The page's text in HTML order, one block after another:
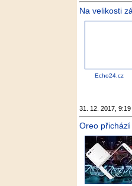
Na velikosti
Echo24.cz
31. 12. 2017, 9:19
Oreo